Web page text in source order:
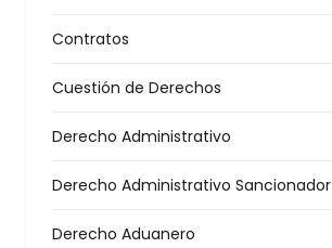
Contratos
Cuestión de Derechos
Derecho Administrativo
Derecho Administrativo Sancionador
Derecho Aduanero